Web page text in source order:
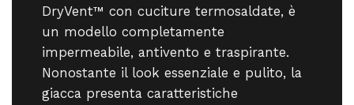
DryVent™ con cuciture termosaldate, è
un modello completamente
impermeabile, antivento e traspirante.
Nonostante il look essenziale e pulito, la
giacca presenta caratteristiche